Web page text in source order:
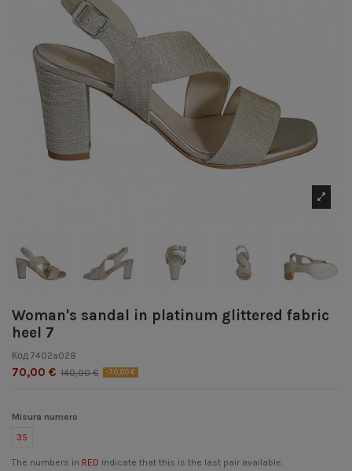
Woman's sandal in platinum glittered fabric
heel 7
Код 7402a028
70,00 € 140,00 € -70,00 €
Misura numero
35
The numbers in RED indicate that this is the last pair available.